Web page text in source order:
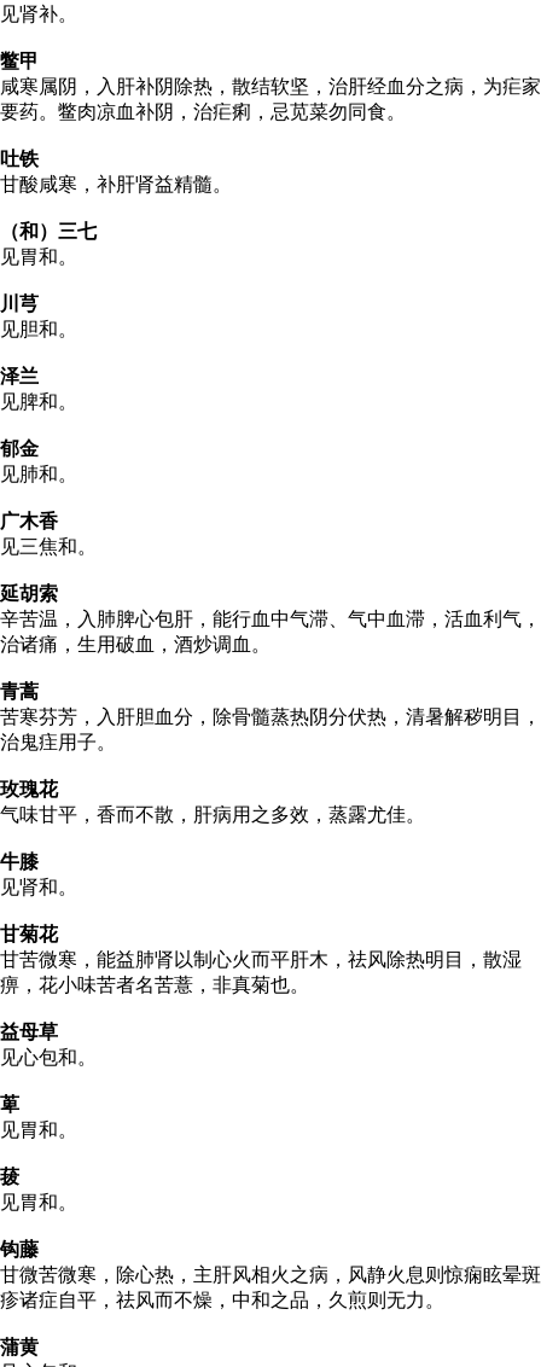
见肾补。
鳖甲
咸寒属阴，入肝补阴除热，散结软坚，治肝经血分之病，为疟家
要药。鳖肉凉血补阴，治疟痢，忌苋菜勿同食。
吐铁
甘酸咸寒，补肝肾益精髓。
（和）三七
见胃和。
川芎
见胆和。
泽兰
见脾和。
郁金
见肺和。
广木香
见三焦和。
延胡索
辛苦温，入肺脾心包肝，能行血中气滞、气中血滞，活血利气，
治诸痛，生用破血，酒炒调血。
青蒿
苦寒芬芳，入肝胆血分，除骨髓蒸热阴分伏热，清暑解秽明目，
治鬼疰用子。
玫瑰花
气味甘平，香而不散，肝病用之多效，蒸露尤佳。
牛膝
见肾和。
甘菊花
甘苦微寒，能益肺肾以制心火而平肝木，祛风除热明目，散湿
痹，花小味苦者名苦薏，非真菊也。
益母草
见心包和。
萆
见胃和。
菝
见胃和。
钩藤
甘微苦微寒，除心热，主肝风相火之病，风静火息则惊痫眩晕斑
疹诸症自平，祛风而不燥，中和之品，久煎则无力。
蒲黄